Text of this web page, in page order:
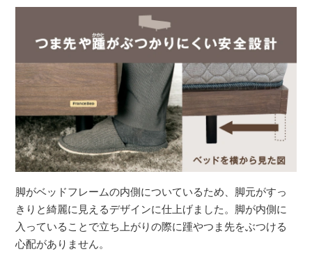
脚がベッドフレームの内側についているため、脚元がすっ
きりと綺麗に見えるデザインに仕上げました。脚が内側に
入っていることで立ち上がりの際に踵やつま先をぶつける
心配がありません。